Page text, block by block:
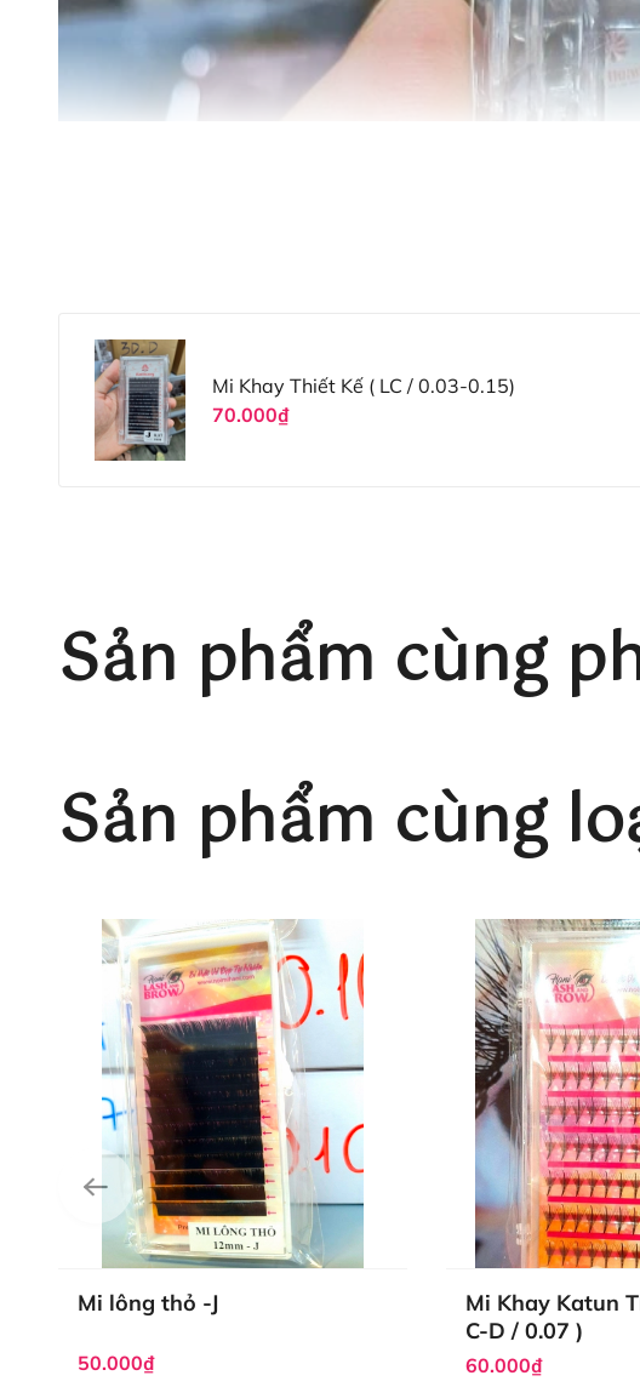
Mi Khay Thiết Kế ( LC / 0.03-0.15)
70.000₫
Sản phẩm cùng
Sản phẩm cùng
Mi lông thỏ -J
50.000₫
Mi Khay Katun
C-D / 0.07 )
60.000₫